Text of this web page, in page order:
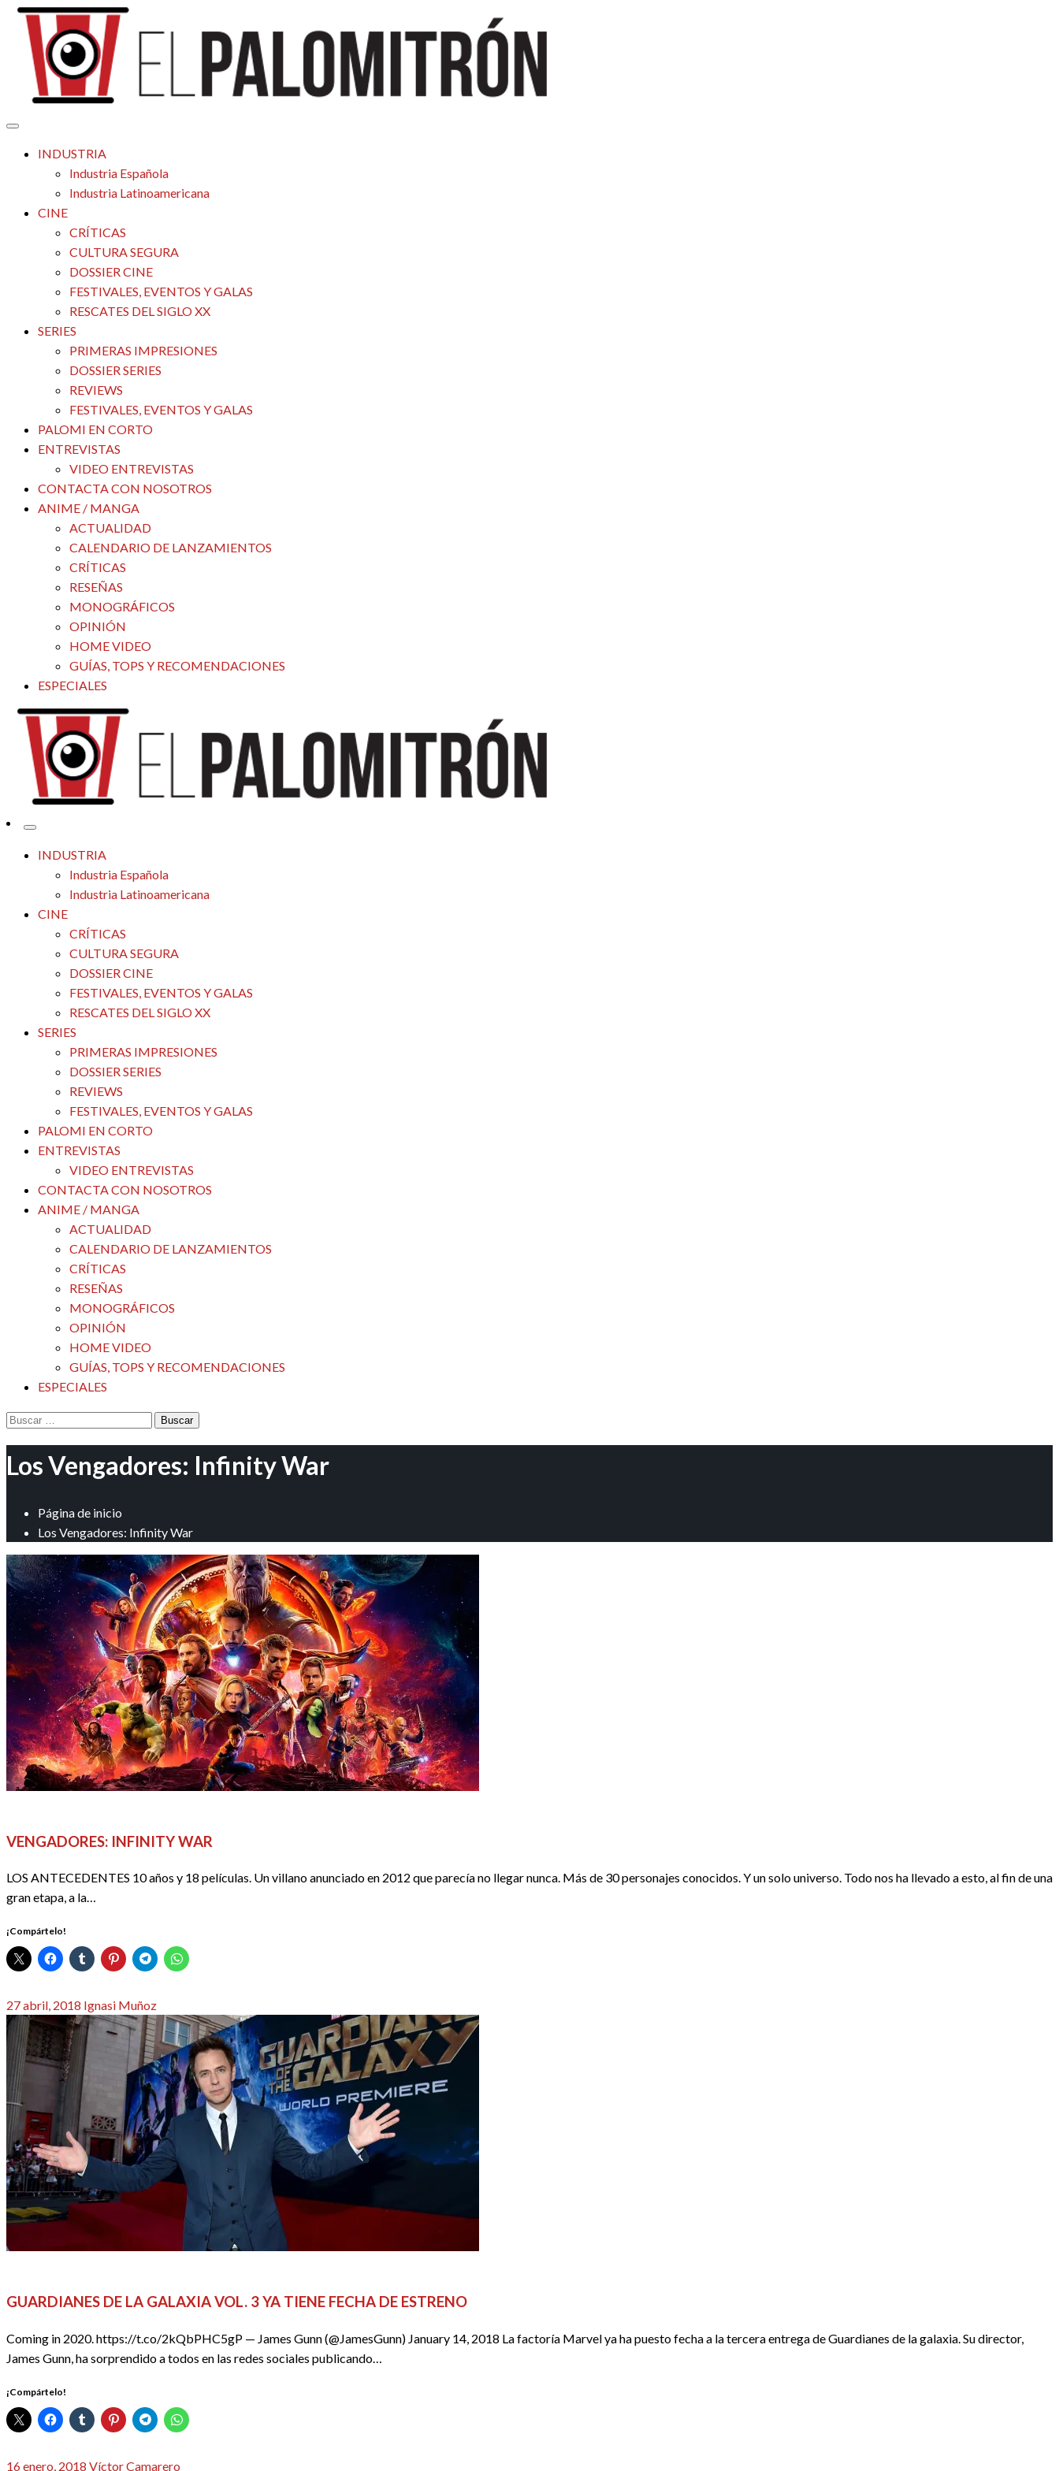
Saltar
contenido
El Palomitrón
Tu espacio de la industria de cine española y latinoamericana
INDUSTRIA
Industria Española
Industria Latinoamericana
CINE
CRÍTICAS
CULTURA SEGURA
DOSSIER CINE
FESTIVALES, EVENTOS Y GALAS
RESCATES DEL SIGLO XX
SERIES
PRIMERAS IMPRESIONES
DOSSIER SERIES
REVIEWS
FESTIVALES, EVENTOS Y GALAS
PALOMI EN CORTO
ENTREVISTAS
VIDEO ENTREVISTAS
CONTACTA CON NOSOTROS
ANIME / MANGA
ACTUALIDAD
CALENDARIO DE LANZAMIENTOS
CRÍTICAS
RESEÑAS
MONOGRÁFICOS
OPINIÓN
HOME VIDEO
GUÍAS, TOPS Y RECOMENDACIONES
ESPECIALES
El Palomitrón
Tu espacio de la industria de cine española y latinoamericana
INDUSTRIA
Industria Española
Industria Latinoamericana
CINE
CRÍTICAS
CULTURA SEGURA
DOSSIER CINE
FESTIVALES, EVENTOS Y GALAS
RESCATES DEL SIGLO XX
SERIES
PRIMERAS IMPRESIONES
DOSSIER SERIES
REVIEWS
FESTIVALES, EVENTOS Y GALAS
PALOMI EN CORTO
ENTREVISTAS
VIDEO ENTREVISTAS
CONTACTA CON NOSOTROS
ANIME / MANGA
ACTUALIDAD
CALENDARIO DE LANZAMIENTOS
CRÍTICAS
RESEÑAS
MONOGRÁFICOS
OPINIÓN
HOME VIDEO
GUÍAS, TOPS Y RECOMENDACIONES
ESPECIALES
Buscar:
Los Vengadores: Infinity War
Página de inicio
Los Vengadores: Infinity War
VENGADORES: INFINITY WAR
LOS ANTECEDENTES 10 años y 18 películas. Un villano anunciado en 2012 que parecía no llegar nunca. Más de 30 personajes conocidos. Y un solo universo. Todo nos ha llevado a esto, al fin de una
gran etapa, a la…
¡Compártelo!
Publicado
el
27 abril, 2018 Ignasi Muñoz
GUARDIANES DE LA GALAXIA VOL. 3 YA TIENE FECHA DE ESTRENO
Coming in 2020. https://t.co/2kQbPHC5gP — James Gunn (@JamesGunn) January 14, 2018 La factoría Marvel ya ha puesto fecha a la tercera entrega de Guardianes de la galaxia. Su director,
James Gunn, ha sorprendido a todos en las redes sociales publicando…
¡Compártelo!
Publicado
16 enero, 2018 Víctor Camarero